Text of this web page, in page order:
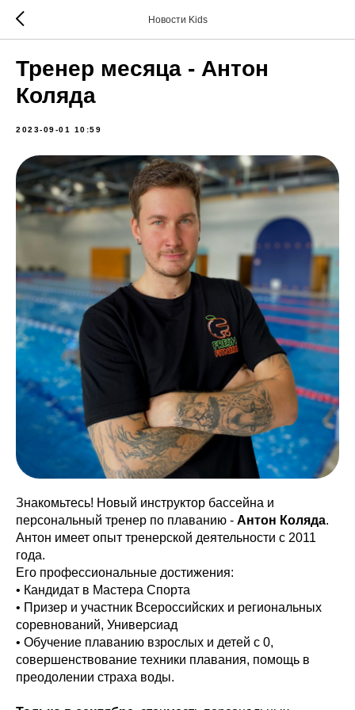
Новости Kids
Тренер месяца - Антон
Коляда
2023-09-01 10:59
Знакомьтесь! Новый инструктор бассейна и
персональный тренер по плаванию - Антон Коляда.
Антон имеет опыт тренерской деятельности с 2011
года.
Его профессиональные достижения:
• Кандидат в Мастера Спорта
• Призер и участник Всероссийских и региональных
соревнований, Универсиад
• Обучение плаванию взрослых и детей с 0,
совершенствование техники плавания, помощь в
преодолении страха воды.